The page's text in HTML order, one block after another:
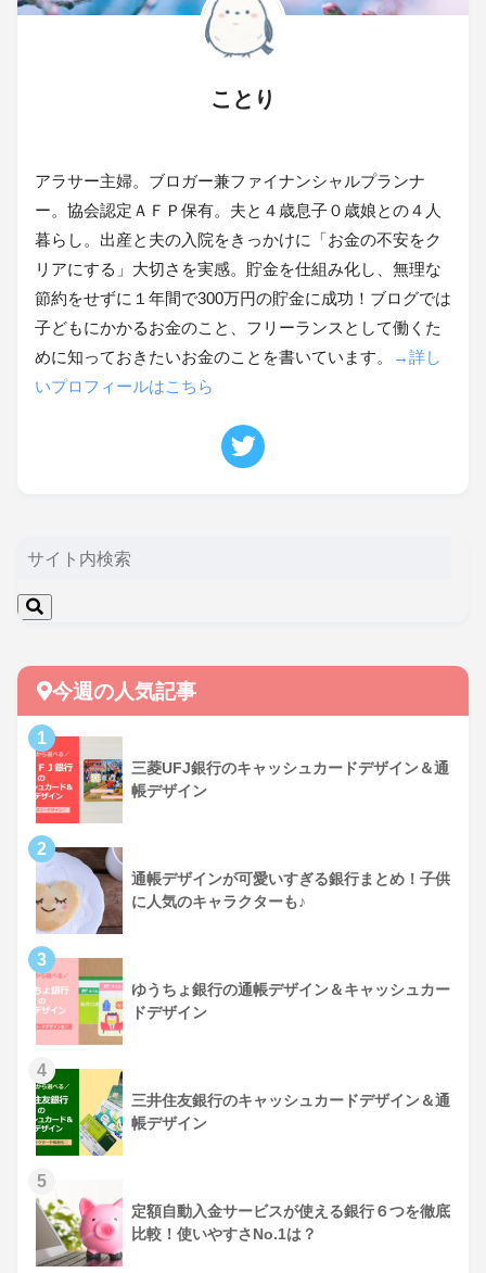
ことり
アラサー主婦。ブロガー兼ファイナンシャルプランナ
ー。協会認定ＡＦＰ保有。夫と４歳息子０歳娘との４人
暮らし。出産と夫の入院をきっかけに「お金の不安をク
リアにする」大切さを実感。貯金を仕組み化し、無理な
節約をせずに１年間で300万円の貯金に成功！ブログでは
子どもにかかるお金のこと、フリーランスとして働くた
めに知っておきたいお金のことを書いています。
→詳し
いプロフィールはこちら
今週の人気記事
三菱UFJ銀行のキャッシュカードデザイン＆通
帳デザイン
通帳デザインが可愛いすぎる銀行まとめ！子供
に人気のキャラクターも♪
ゆうちょ銀行の通帳デザイン＆キャッシュカー
ドデザイン
三井住友銀行のキャッシュカードデザイン＆通
帳デザイン
定額自動入金サービスが使える銀行６つを徹底
比較！使いやすさNo.1は？